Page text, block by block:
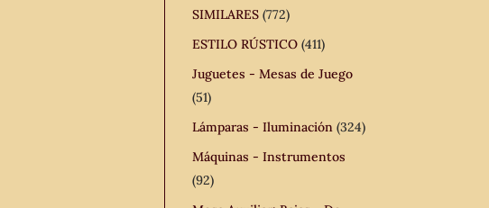
SIMILARES (772)
ESTILO RÚSTICO (411)
Juguetes - Mesas de Juego
(51)
Lámparas - Iluminación (324)
Máquinas - Instrumentos
(92)